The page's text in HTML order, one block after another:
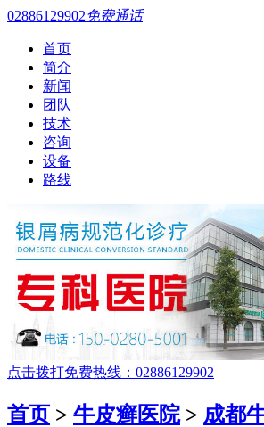
02886129902免费通话
首页
简介
新闻
团队
技术
咨询
设备
路线
点击拨打免费热线：02886129902
首页 > 牛皮癣医院> 成都